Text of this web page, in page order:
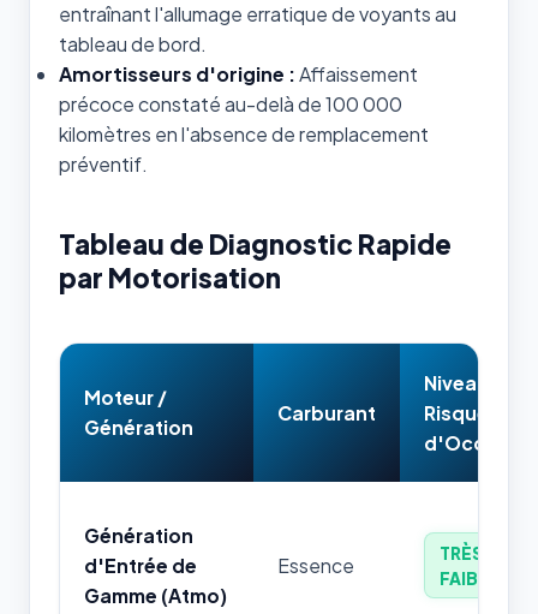
entraînant l'allumage erratique de voyants au
tableau de bord.
Amortisseurs d'origine :Affaissement
précoce constaté au-delà de 100 000
kilomètres en l'absence de remplacement
préventif.
Tableau de Diagnostic Rapide
par Motorisation
Moteur /
Génération
Carburant
Niveau de
Risque
d'Occasion
Génération
d'Entrée de
Gamme (Atmo)
Essence
TRÈS
FAIBLE